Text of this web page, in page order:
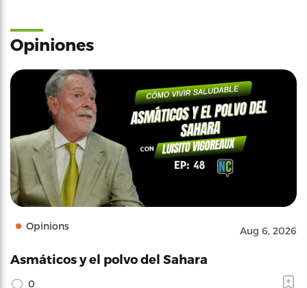
Opiniones
Opinions Aug 6, 2026
Asmáticos y el polvo del Sahara
0